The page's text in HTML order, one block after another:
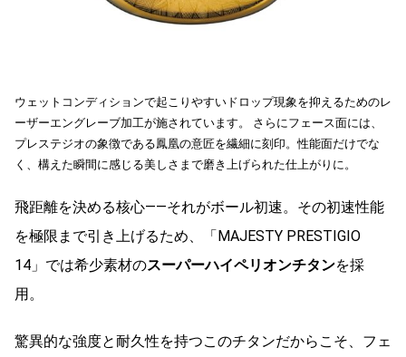
ウェットコンディションで起こりやすいドロップ現象を抑えるためのレ
ーザーエングレーブ加工が施されています。 さらにフェース面には、
プレステジオの象徴である鳳凰の意匠を繊細に刻印。性能面だけでな
く、構えた瞬間に感じる美しさまで磨き上げられた仕上がりに。
飛距離を決める核心——それがボール初速。その初速性能
を極限まで引き上げるため、「MAJESTY PRESTIGIO
14」では希少素材のスーパーハイペリオンチタンを採
用。
驚異的な強度と耐久性を持つこのチタンだからこそ、フェ